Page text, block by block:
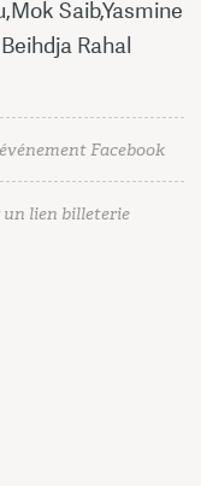
Saib,Yasmine
Rahal
Facebook
lien billeterie